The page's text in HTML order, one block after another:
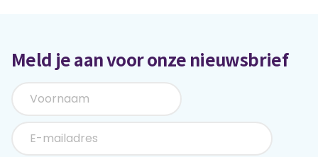
Meld je aan voor onze nieuwsbrief